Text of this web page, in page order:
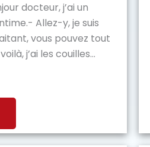
docteur, j’ai un
Allez-y, je suis
vous pouvez tout
j’ai les couilles...